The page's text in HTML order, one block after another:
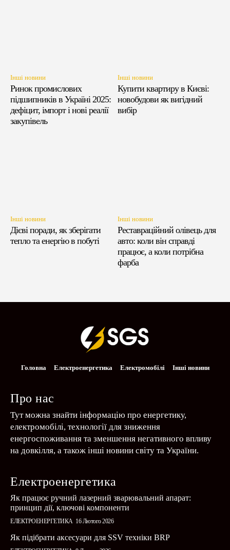
Інші новини
Ринок промислових
підшипників в Україні 2025:
дефіцит, імпорт і нові реалії
закупівель
Інші новини
Купити квартиру в Києві:
новобудови як вигідний
вибір
Інші новини
Дієві поради, як зберігати
тепло та енергію в побуті
Інші новини
Реставраційний олівець для
авто: коли він справді
працює, а коли потрібна
фарба
Головна Електроенергетика Електромобілі Інші новини
Про нас
Тут можна знайти інформацію про енергетику,
електромобілі, технології для зниження
енергоспоживання та зменшення негативного впливу
на довкілля, а також інші новини світу та України.
Електроенергетика
Як працює ручний лазерний зварювальний апарат:
принцип дії, ключові компоненти
ЕЛЕКТРОЕНЕРГЕТИКА 16 Лютого 2026
Як підібрати аксесуари для SSV техніки BRP